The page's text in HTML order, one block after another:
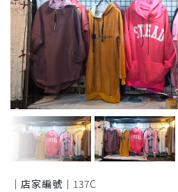
｜店家編號｜ 137C